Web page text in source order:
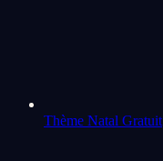
Thème Natal Gratuit